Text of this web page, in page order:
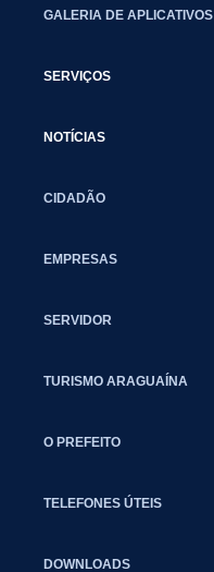
GALERIA DE APLICATIVOS
SERVIÇOS
NOTÍCIAS
CIDADÃO
EMPRESAS
SERVIDOR
TURISMO ARAGUAÍNA
O PREFEITO
TELEFONES ÚTEIS
DOWNLOADS